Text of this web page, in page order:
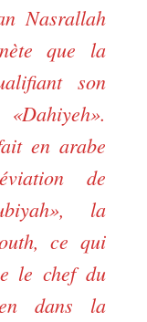
Nasrallah
que la
son
en arabe
de
la
ce qui
le chef du
dans la